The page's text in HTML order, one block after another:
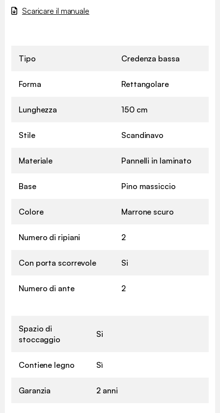
Scaricare il manuale
Tipo Credenza bassa
Forma Rettangolare
Lunghezza 150 cm
Stile Scandinavo
Materiale Pannelli in laminato
Base Pino massiccio
Colore Marrone scuro
Numero di ripiani 2
Con porta scorrevole Si
Numero di ante 2
Spazio di
stoccaggio
Si
Contiene legno Sì
Garanzia 2 anni